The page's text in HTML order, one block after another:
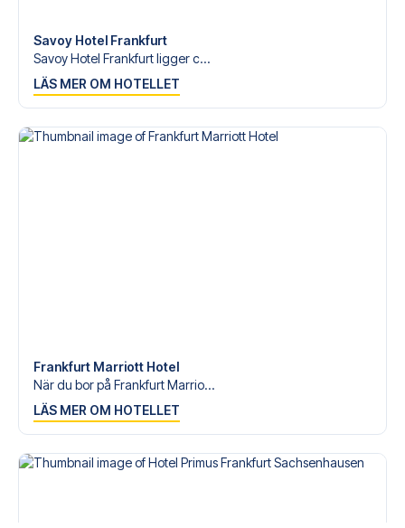
Savoy Hotel Frankfurt
Savoy Hotel Frankfurt ligger c...
LÄS MER OM HOTELLET
Frankfurt Marriott Hotel
När du bor på Frankfurt Marrio...
LÄS MER OM HOTELLET